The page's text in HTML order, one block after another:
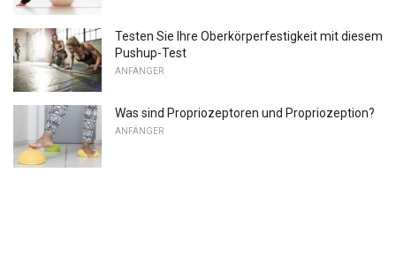
Testen Sie Ihre Oberkörperfestigkeit mit diesem
Pushup-Test
ANFÄNGER
Was sind Propriozeptoren und Propriozeption?
ANFÄNGER